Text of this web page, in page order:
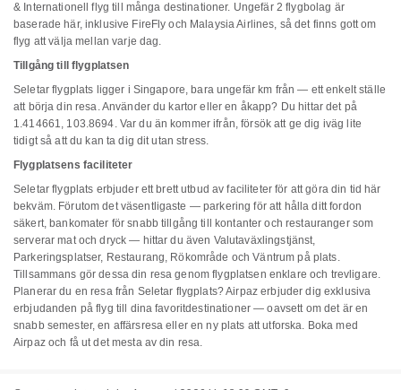
& Internationell flyg till många destinationer. Ungefär 2 flygbolag är
baserade här, inklusive FireFly och Malaysia Airlines, så det finns gott om
flyg att välja mellan varje dag.
Tillgång till flygplatsen
Seletar flygplats ligger i Singapore, bara ungefär km från — ett enkelt ställe
att börja din resa. Använder du kartor eller en åkapp? Du hittar det på
1.414661, 103.8694. Var du än kommer ifrån, försök att ge dig iväg lite
tidigt så att du kan ta dig dit utan stress.
Flygplatsens faciliteter
Seletar flygplats erbjuder ett brett utbud av faciliteter för att göra din tid här
bekväm. Förutom det väsentligaste — parkering för att hålla ditt fordon
säkert, bankomater för snabb tillgång till kontanter och restauranger som
serverar mat och dryck — hittar du även Valutaväxlingstjänst,
Parkeringsplatser, Restaurang, Rökområde och Väntrum på plats.
Tillsammans gör dessa din resa genom flygplatsen enklare och trevligare.
Planerar du en resa från Seletar flygplats? Airpaz erbjuder dig exklusiva
erbjudanden på flyg till dina favoritdestinationer — oavsett om det är en
snabb semester, en affärsresa eller en ny plats att utforska. Boka med
Airpaz och få ut det mesta av din resa.